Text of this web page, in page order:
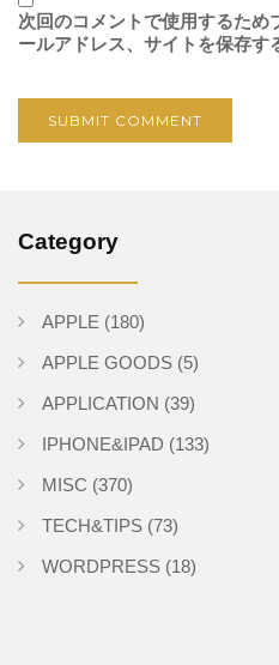
次回のコメントで使用するため
ールアドレス、サイトを保存す
Category
APPLE (180)
APPLE GOODS (5)
APPLICATION (39)
IPHONE&IPAD (133)
MISC (370)
TECH&TIPS (73)
WORDPRESS (18)